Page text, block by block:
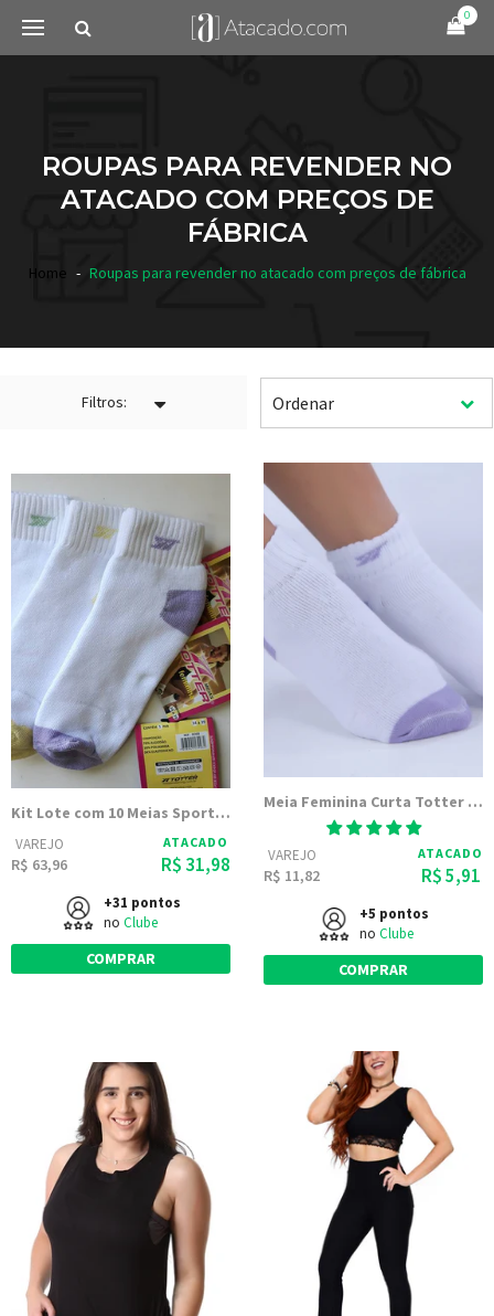
0
ROUPAS PARA REVENDER NO
ATACADO COM PREÇOS DE
FÁBRICA
Home Roupas para revender no atacado com preços de fábrica
Filtros:
Kit Lote com 10 Meias Sport fem. de Cano curto (Meias Totter)
VAREJO
R$ 63,96
ATACADO
R$ 31,98
+31 pontos
no Clube
COMPRAR
Meia Feminina Curta Totter com calcanhar e pontinha Colorida | 8088
VAREJO
R$ 11,82
ATACADO
R$ 5,91
+5 pontos
no Clube
COMPRAR